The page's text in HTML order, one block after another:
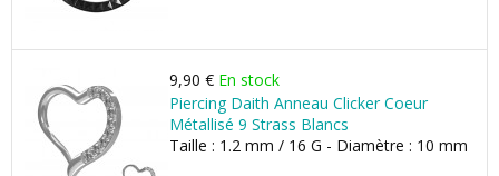
9,90 € En stock
Piercing Daith Anneau Clicker Coeur
Métallisé 9 Strass Blancs
Taille : 1.2 mm / 16 G - Diamètre : 10 mm